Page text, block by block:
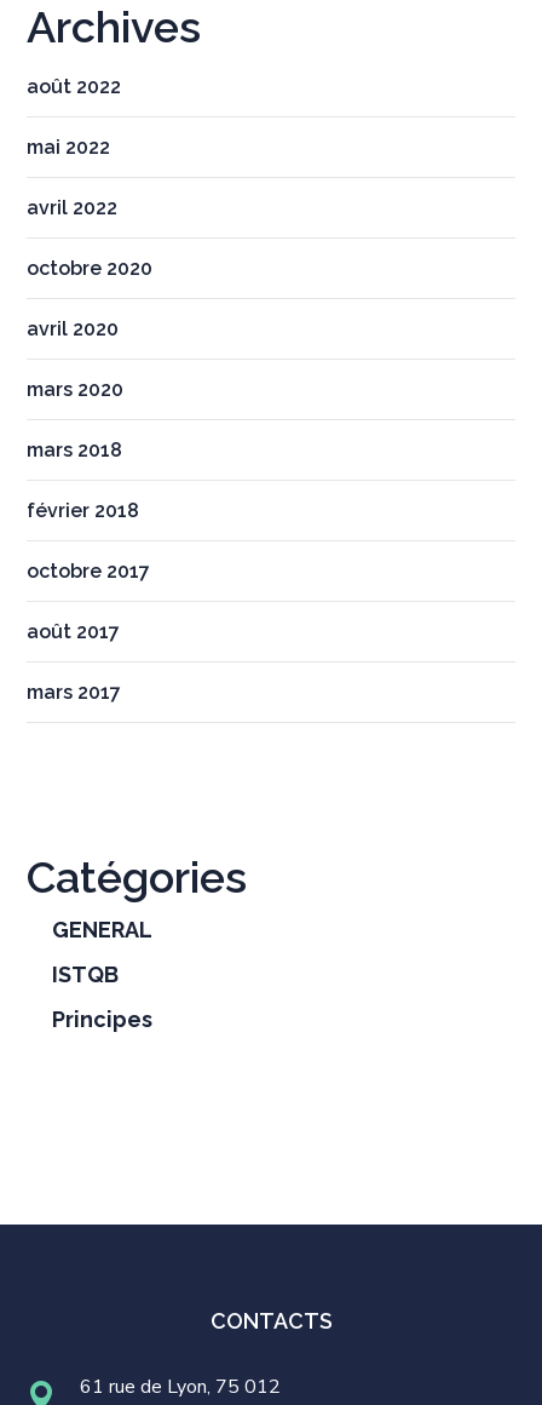
Archives
août 2022
mai 2022
avril 2022
octobre 2020
avril 2020
mars 2020
mars 2018
février 2018
octobre 2017
août 2017
mars 2017
Catégories
GENERAL
ISTQB
Principes
CONTACTS
61 rue de Lyon, 75 012